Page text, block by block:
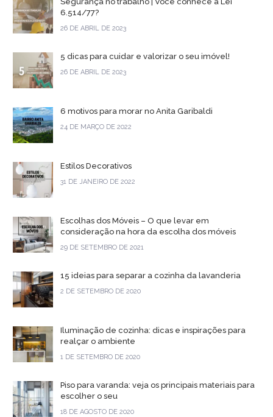
6.514/77?
26 DE ABRIL DE 2023
5 dicas para cuidar e valorizar o seu imóvel!
26 DE ABRIL DE 2023
6 motivos para morar no Anita Garibaldi
24 DE MARÇO DE 2022
Estilos Decorativos
31 DE JANEIRO DE 2022
Escolhas dos Móveis – O que levar em
consideração na hora da escolha dos móveis
29 DE SETEMBRO DE 2021
15 ideias para separar a cozinha da lavanderia
2 DE SETEMBRO DE 2020
Iluminação de cozinha: dicas e inspirações para
realçar o ambiente
1 DE SETEMBRO DE 2020
Piso para varanda: veja os principais materiais para
escolher o seu
18 DE AGOSTO DE 2020